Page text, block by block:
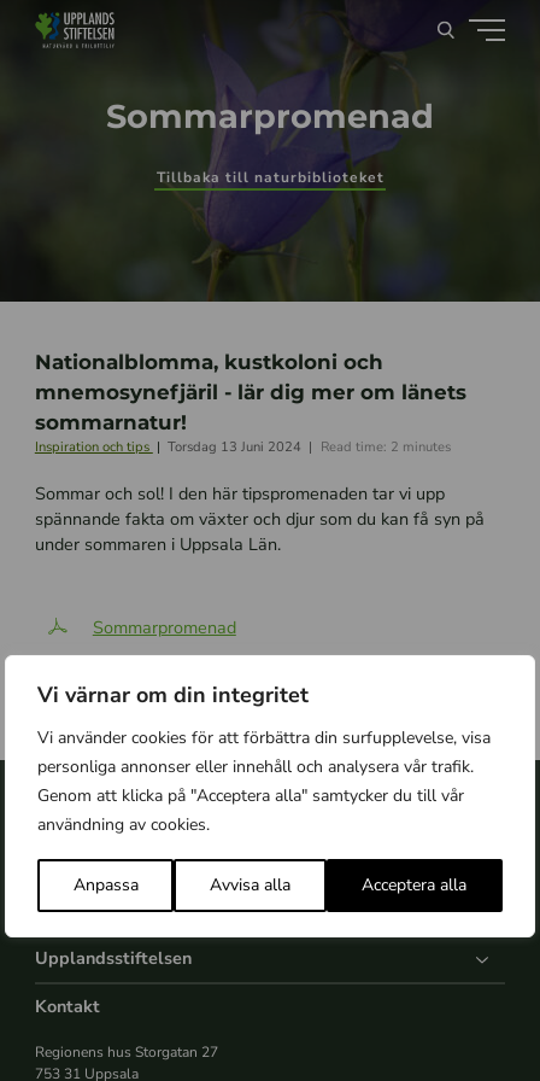
Vi värnar om din integritet
Vi använder cookies för att förbättra din surfupplevelse, visa
personliga annonser eller innehåll och analysera vår trafik.
Genom att klicka på "Acceptera alla" samtycker du till vår
användning av cookies.
Anpassa Avvisa alla Acceptera alla
Sommarpromenad
Tillbaka till naturbiblioteket
Nationalblomma, kustkoloni och
mnemosynefjäril - lär dig mer om länets
sommarnatur!
Inspiration och tips Torsdag 13 Juni 2024 Read time: 2 minutes
Sommar och sol! I den här tipspromenaden tar vi upp
spännande fakta om växter och djur som du kan få syn på
under sommaren i Uppsala Län.
Sommarpromenad
Facit sommarpromenad
Upplandsstiftelsen
Kontakt
Regionens hus Storgatan 27
753 31 Uppsala